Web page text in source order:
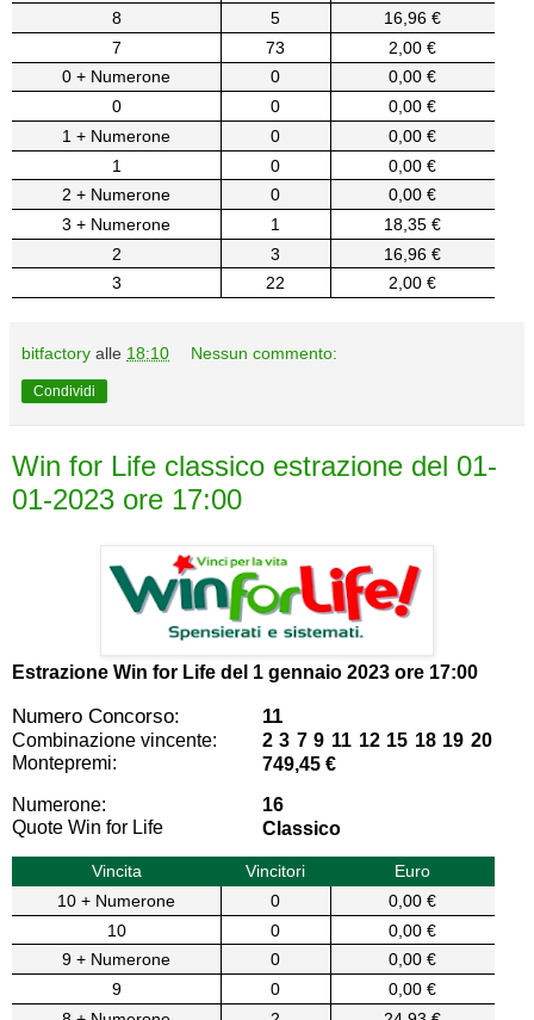
8
5
16,96 €
7
73
2,00 €
0 + Numerone
0
0,00 €
0
0
0,00 €
1 + Numerone
0
0,00 €
1
0
0,00 €
2 + Numerone
0
0,00 €
3 + Numerone
1
18,35 €
2
3
16,96 €
3
22 2,00 €
bitfactory alle 18:10 Nessun commento:
Condividi
Win for Life classico estrazione del 01-
01-2023 ore 17:00
Estrazione Win for Life del 1 gennaio 2023 ore 17:00
Numero Concorso: 11
Combinazione vincente:
2 3 7 9 11 12 15 18 19 20
Montepremi:
749,45 €
Numerone:
16
Quote Win for Life
Classico
Vincita Vincitori
Euro
10 + Numerone
0
0,00 €
10
0
0,00 €
9 + Numerone
0
0,00 €
9
0
0,00 €